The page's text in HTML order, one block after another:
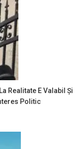
Realitate E Valabil Şi
Politic